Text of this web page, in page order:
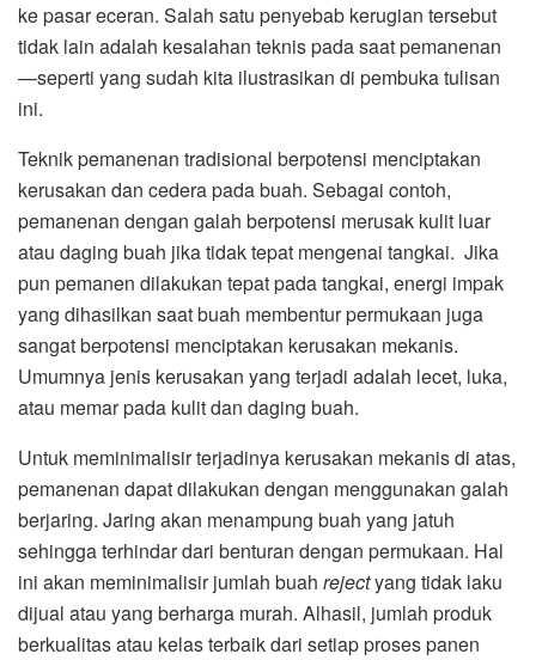
ke pasar eceran. Salah satu penyebab kerugian tersebut
tidak lain adalah kesalahan teknis pada saat pemanenan
—seperti yang sudah kita ilustrasikan di pembuka tulisan
ini.
Teknik pemanenan tradisional berpotensi menciptakan
kerusakan dan cedera pada buah. Sebagai contoh,
pemanenan dengan galah berpotensi merusak kulit luar
atau daging buah jika tidak tepat mengenai tangkai. Jika
pun pemanen dilakukan tepat pada tangkai, energi impak
yang dihasilkan saat buah membentur permukaan juga
sangat berpotensi menciptakan kerusakan mekanis.
Umumnya jenis kerusakan yang terjadi adalah lecet, luka,
atau memar pada kulit dan daging buah.
Untuk meminimalisir terjadinya kerusakan mekanis di atas,
pemanenan dapat dilakukan dengan menggunakan galah
berjaring. Jaring akan menampung buah yang jatuh
sehingga terhindar dari benturan dengan permukaan. Hal
ini akan meminimalisir jumlah buah rejectyang tidak laku
dijual atau yang berharga murah. Alhasil, jumlah produk
berkualitas atau kelas terbaik dari setiap proses panen